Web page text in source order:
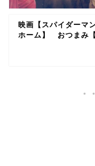
映画【スパイダーマ
ホーム】 おつまみ【